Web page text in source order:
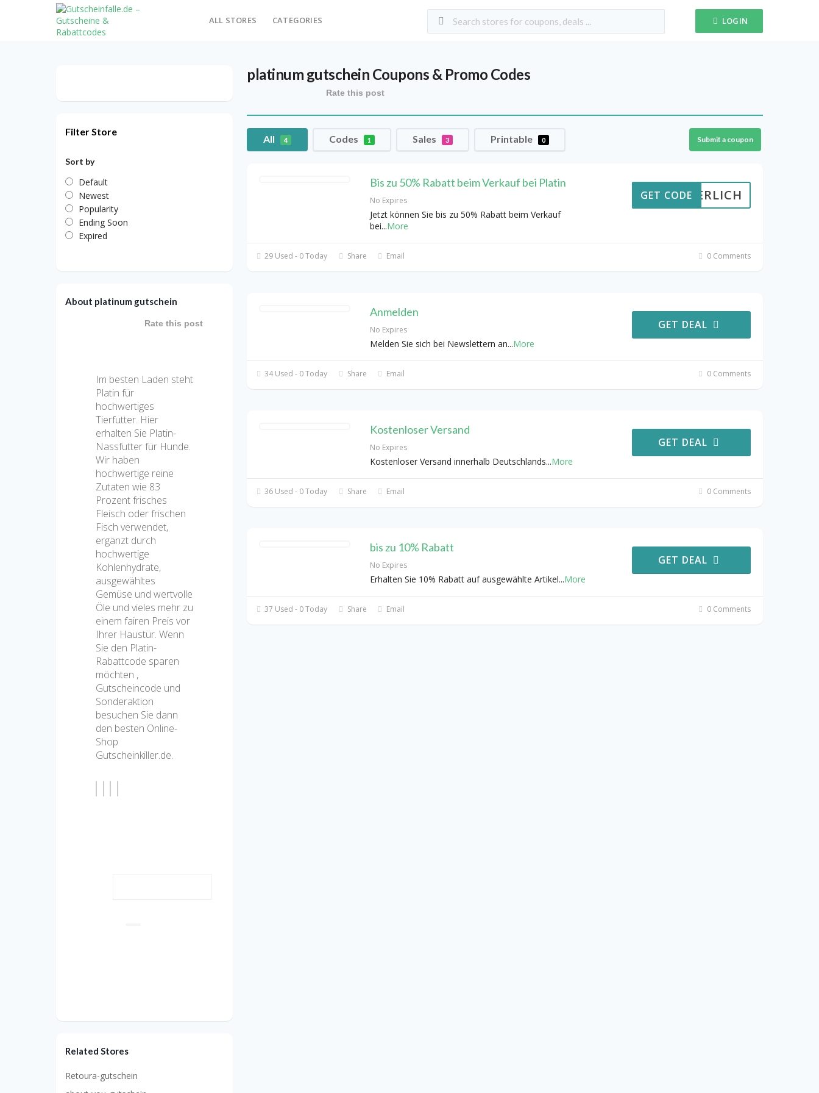
ALL STORES CATEGORIES LOGIN
platinum gutschein Coupons & Promo Codes
Rate this post
All 4 Codes 1 Sales 3 Printable 0 Submit a coupon
Bis zu 50% Rabatt beim Verkauf bei Platin
No Expires
Jetzt können Sie bis zu 50% Rabatt beim Verkauf
bei...More
RDERLICH
GET CODE
29 Used - 0 Today Share Email 0 Comments
Anmelden
No Expires
Melden Sie sich bei Newslettern an...More
GET DEAL
34 Used - 0 Today Share Email 0 Comments
Kostenloser Versand
No Expires
Kostenloser Versand innerhalb Deutschlands...More
GET DEAL
36 Used - 0 Today Share Email 0 Comments
bis zu 10% Rabatt
No Expires
Erhalten Sie 10% Rabatt auf ausgewählte Artikel...More
GET DEAL
37 Used - 0 Today Share Email 0 Comments
Filter Store
Sort by
Default
Newest
Popularity
Ending Soon
Expired
About platinum gutschein
Rate this post
Im besten Laden steht
Platin für
hochwertiges
Tierfutter. Hier
erhalten Sie Platin-
Nassfutter für Hunde.
Wir haben
hochwertige reine
Zutaten wie 83
Prozent frisches
Fleisch oder frischen
Fisch verwendet,
ergänzt durch
hochwertige
Kohlenhydrate,
ausgewähltes
Gemüse und wertvolle
Öle und vieles mehr zu
einem fairen Preis vor
Ihrer Haustür. Wenn
Sie den Platin-
Rabattcode sparen
möchten ,
Gutscheincode und
Sonderaktion
besuchen Sie dann
den besten Online-
Shop
Gutscheinkiller.de.
Related Stores
Retoura-gutschein